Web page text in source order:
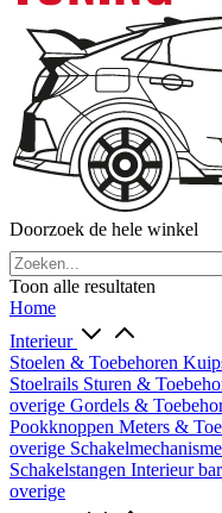
Doorzoek de hele winkel
Toon alle resultaten
Home
Interieur
Stoelen & Toebehoren
Stoelrails Sturen &
overige Gordels &
Pookknoppen Meters &
overige Schakelmechanisme
Schakelstangen Interieur
overige